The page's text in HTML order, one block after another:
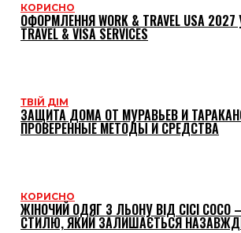
КОРИСНО
ОФОРМЛЕННЯ WORK & TRAVEL USA
TRAVEL & VISA SERVICES
ТВІЙ ДІМ
ЗАЩИТА ДОМА ОТ МУРАВЬЕВ И
ПРОВЕРЕННЫЕ МЕТОДЫ И СРЕДСТВА
КОРИСНО
ЖІНОЧИЙ ОДЯГ З ЛЬОНУ ВІД CICI COCO
СТИЛЮ, ЯКИЙ ЗАЛИШАЄТЬСЯ